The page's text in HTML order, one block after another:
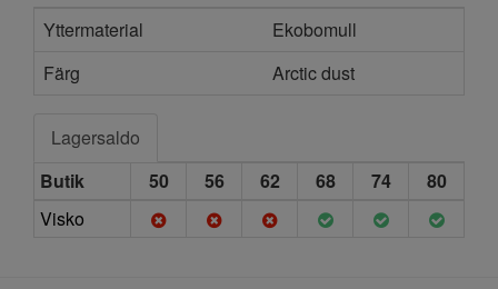
Yttermaterial
Ekobomull
Färg
Arctic dust
Lagersaldo
Butik
50 56 62 68 74
80
Visko